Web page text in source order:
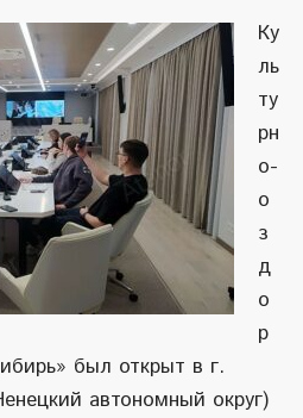
Ку
ль
ту
рн
о-
о
з
д
о
р
был открыт в г.
автономный округ)